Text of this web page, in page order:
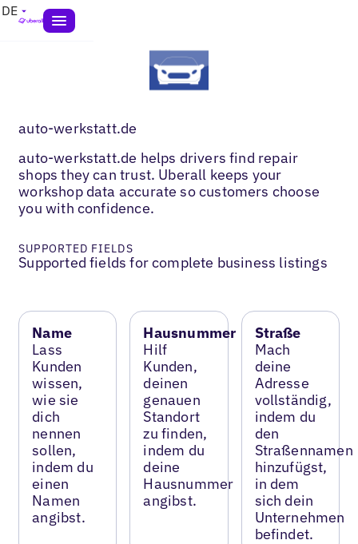
DE
auto-werkstatt.de
auto-werkstatt.de helps drivers find repair
shops they can trust. Uberall keeps your
workshop data accurate so customers choose
you with confidence.
SUPPORTED FIELDS
Supported fields for complete business listings
Name
Lass
Kunden
wissen,
wie sie
dich
nennen
sollen,
indem du
einen
Namen
angibst.
Hausnummer
Hilf
Kunden,
deinen
genauen
Standort
zu finden,
indem du
deine
Hausnummer
angibst.
Straße
Mach
deine
Adresse
vollständig,
indem du
den
Straßennamen
hinzufügst,
in dem
sich dein
Unternehmen
befindet.